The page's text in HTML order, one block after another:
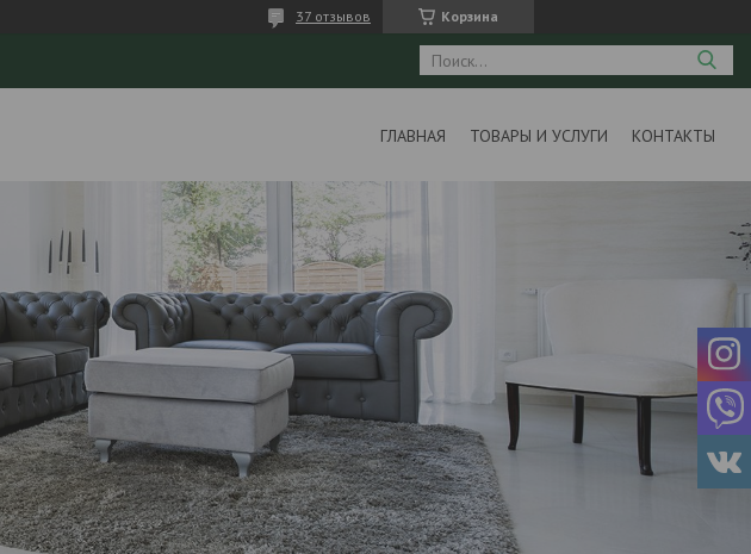
Корзина
37 отзывов
ГЛАВНАЯ ТОВАРЫ И УСЛУГИ КОНТАКТЫ